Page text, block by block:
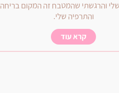
והרגשתי שהמטבח זה המקום בריחה
והתרפיה שלי.
קרא עוד